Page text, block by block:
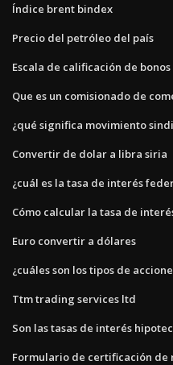
Índice brent bindex
Precio del petróleo del país
Escala de calificación de
Que es un comisionado de
¿qué significa movimiento
Convertir de dolar a libra siria
¿cuál es la tasa de interés
Cómo calcular la tasa de
Euro convertir a dólares
¿cuáles son los tipos de
Ttm trading services ltd
Son las tasas de interés
Formulario de certificación de